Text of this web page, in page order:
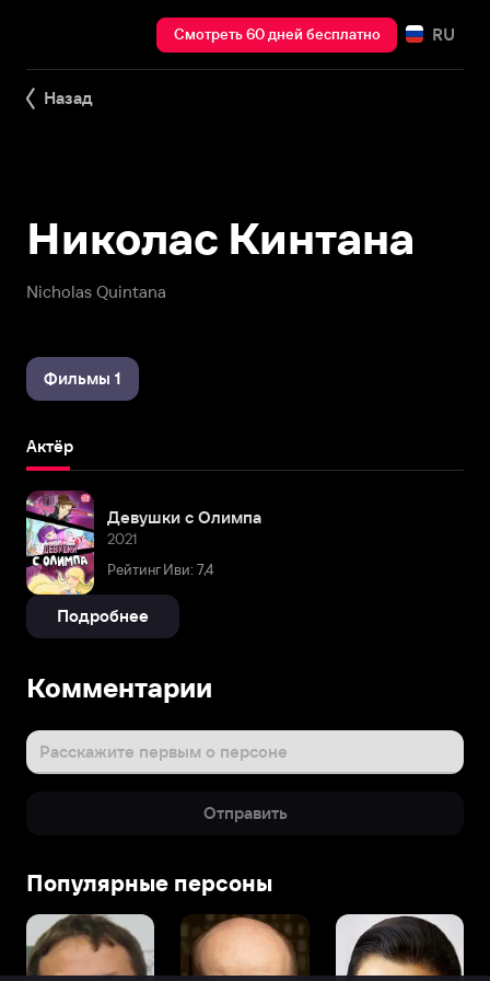
Смотреть 60 дней бесплатно RU
Назад
Nicholas Quintana
Николас Кинтана
Фильмы 1
Актёр
Девушки с Олимпа
2021
Рейтинг Иви: 7,4
Подробнее
Комментарии
Расскажите первым о персоне
Отправить
Популярные персоны